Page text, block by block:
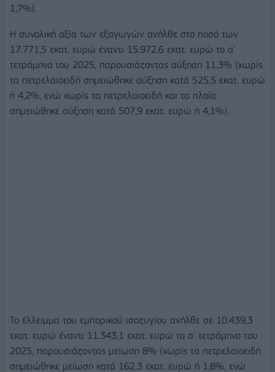
1,7%).
Η συνολική αξία των εξαγωγών ανήλθε στο ποσό των
17.771,5 εκατ. ευρώ έναντι 15.972,6 εκατ. ευρώ το α'
τετράμηνο του 2025, παρουσιάζοντας αύξηση 11,3% (χωρίς
τα πετρελαιοειδή σημειώθηκε αύξηση κατά 525,5 εκατ. ευρώ
ή 4,2%, ενώ χωρίς τα πετρελαιοειδή και τα πλοία
σημειώθηκε αύξηση κατά 507,9 εκατ. ευρώ ή 4,1%).
Το έλλειμμα του εμπορικού ισοζυγίου ανήλθε σε 10.439,3
εκατ. ευρώ έναντι 11.343,1 εκατ. ευρώ το α' τετράμηνο του
2025, παρουσιάζοντας μείωση 8% (χωρίς τα πετρελαιοειδή
σημειώθηκε μείωση κατά 162,3 εκατ. ευρώ ή 1,8%, ενώ